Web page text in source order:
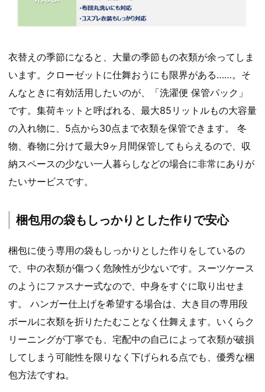
衣替えの季節になると、大量の季節もの衣類が余ってしま
います。クローゼットに仕舞おうにも限界がある……。そ
んなときに有効活用したいのが、「洗濯便 保管パック」
です。集荷キットと呼ばれる、最大85リットルもの大容量
の入れ物に、5点から30点まで衣類を保管できます。 冬
物、春物に分けて最大9ヶ月間保管してもらえるので、収
納スペースの少ない一人暮らしなどの場合に非常にありが
たいサービスです。
梱包用の袋もしっかりとした作りで安心
梱包に使う専用の袋もしっかりとした作りをしているの
で、中の衣類が傷つく危険性が少ないです。スーツケース
のようにファスナー式なので、中身をすぐに取り出せま
す。 ハンガー仕上げを希望する場合は、大き目の専用段
ボールに衣類を折りたたむことなく仕舞えます。いくらク
リーニングが丁寧でも、宅配中の自己によって衣類が破損
してしまう可能性を限りなく下げられる点でも、優秀な梱
包方法ですね。